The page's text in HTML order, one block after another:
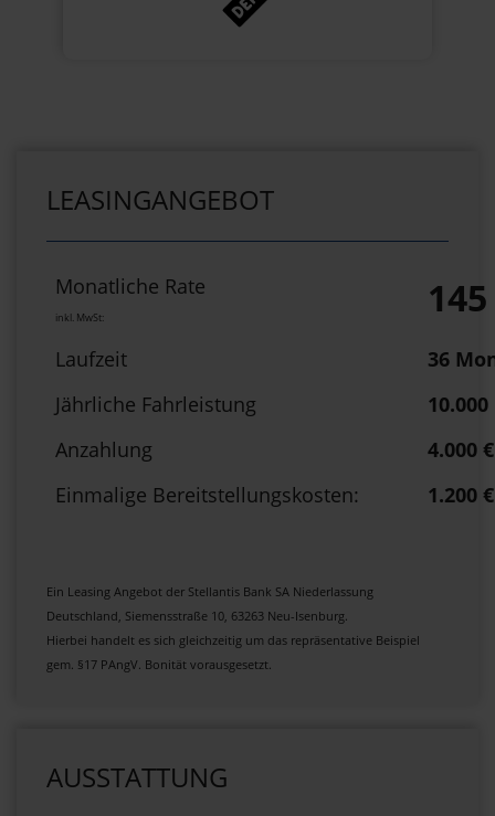
LEASINGANGEBOT
Monatliche Rate
inkl. MwSt:
Laufzeit
36
Jährliche Fahrleistung
Anzahlung
4.000 €
Einmalige Bereitstellungskosten:
1.200 €
Ein Leasing Angebot der Stellantis Bank SA Niederlassung
Deutschland, Siemensstraße 10, 63263 Neu-Isenburg.
Hierbei handelt es sich gleichzeitig um das repräsentative Beispiel
gem. §17 PAngV. Bonität vorausgesetzt.
AUSSTATTUNG